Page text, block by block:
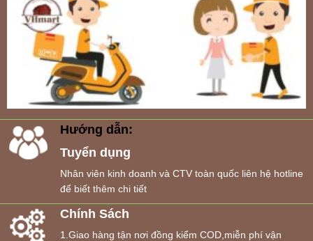
Hướng dẫn:
Tuyển dụng
Nhân viên kinh doanh và CTV toàn quốc liên hệ hotline
để biết thêm chi tiết
Chính Sách
1.Giao hàng tận nơi đồng kiểm COD,miễn phí vận